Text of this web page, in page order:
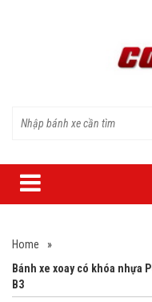
Home
»
Bánh xe xoay có khóa nhựa
B3